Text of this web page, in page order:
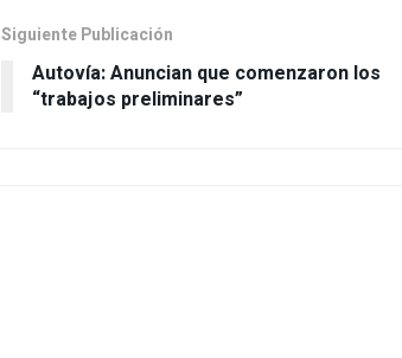
Siguiente Publicación
Autovía: Anuncian que comenzaron los
“trabajos preliminares”